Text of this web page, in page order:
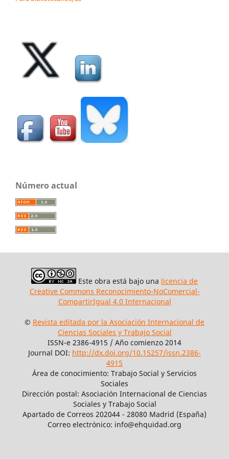
Número actual
Este obra está bajo una licencia de
Creative Commons Reconocimiento-NoComercial-
CompartirIgual 4.0 Internacional
© Revista editada por la Asociación Internacional de
Ciencias Sociales y Trabajo Social
ISSN-e 2386-4915 / Año comienzo 2014
Journal DOI: http://dx.doi.org/10.15257/issn.2386-
4915
Área de conocimiento: Trabajo Social y Servicios
Sociales
Dirección postal: Asociación Internacional de Ciencias
Sociales y Trabajo Social
Apartado de Correos 202044 - 28080 Madrid (España)
Correo electrónico: info@ehquidad.org